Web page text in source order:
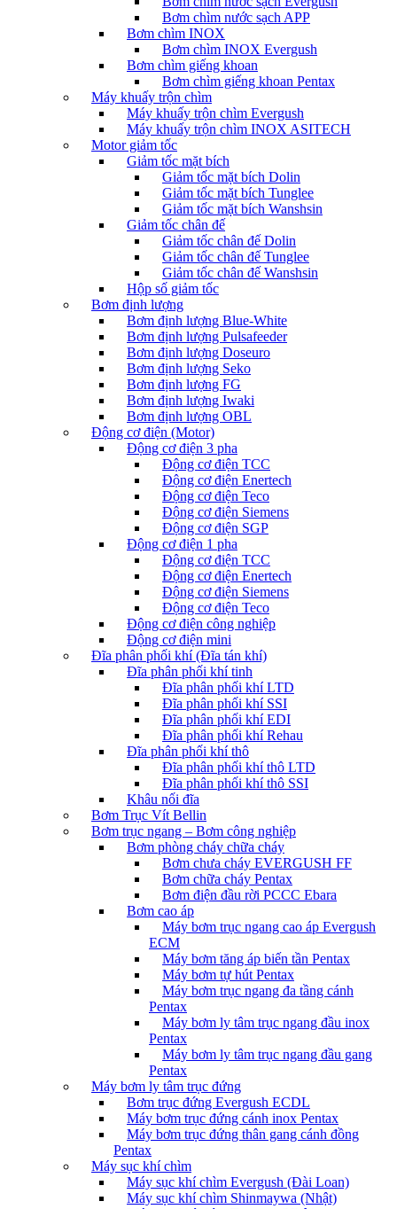
Bơm chìm nước sạch APP
Bơm chìm INOX
Bơm chìm INOX Evergush
Bơm chìm giếng khoan
Bơm chìm giếng khoan Pentax
Máy khuấy trộn chìm
Máy khuấy trộn chìm Evergush
Máy khuấy trộn chìm INOX ASITECH
Motor giảm tốc
Giảm tốc mặt bích
Giảm tốc mặt bích Dolin
Giảm tốc mặt bích Tunglee
Giảm tốc mặt bích Wanshsin
Giảm tốc chân đế
Giảm tốc chân đế Dolin
Giảm tốc chân đế Tunglee
Giảm tốc chân đế Wanshsin
Hộp số giảm tốc
Bơm định lượng
Bơm định lượng Blue-White
Bơm định lượng Pulsafeeder
Bơm định lượng Doseuro
Bơm định lượng Seko
Bơm định lượng FG
Bơm định lượng Iwaki
Bơm định lượng OBL
Động cơ điện (Motor)
Động cơ điện 3 pha
Động cơ điện TCC
Động cơ điện Enertech
Động cơ điện Teco
Động cơ điện Siemens
Động cơ điện SGP
Động cơ điện 1 pha
Động cơ điện TCC
Động cơ điện Enertech
Động cơ điện Siemens
Động cơ điện Teco
Động cơ điện công nghiệp
Động cơ điện mini
Đĩa phân phối khí (Đĩa tán khí)
Đĩa phân phối khí tinh
Đĩa phân phối khí LTD
Đĩa phân phối khí SSI
Đĩa phân phối khí EDI
Đĩa phân phối khí Rehau
Đĩa phân phối khí thô
Đĩa phân phối khí thô LTD
Đĩa phân phối khí thô SSI
Khâu nối đĩa
Bơm Trục Vít Bellin
Bơm trục ngang – Bơm công nghiệp
Bơm phòng cháy chữa cháy
Bơm chưa cháy EVERGUSH FF
Bơm chữa cháy Pentax
Bơm điện đầu rời PCCC Ebara
Bơm cao áp
Máy bơm trục ngang cao áp Evergush
ECM
Máy bơm tăng áp biến tần Pentax
Máy bơm tự hút Pentax
Máy bơm trục ngang đa tầng cánh
Pentax
Máy bơm ly tâm trục ngang đầu inox
Pentax
Máy bơm ly tâm trục ngang đầu gang
Pentax
Máy bơm ly tâm trục đứng
Bơm trục đứng Evergush ECDL
Máy bơm trục đứng cánh inox Pentax
Máy bơm trục đứng thân gang cánh đồng
Pentax
Máy sục khí chìm
Máy sục khí chìm Evergush (Đài Loan)
Máy sục khí chìm Shinmaywa (Nhật)